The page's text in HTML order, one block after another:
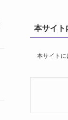
本サイト
本サイト